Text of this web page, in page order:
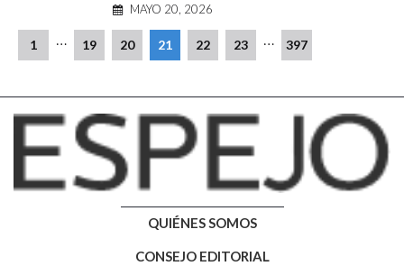
MAYO 20, 2026
1 … 19 20 21 22 23 … 397
QUIÉNES SOMOS
CONSEJO EDITORIAL